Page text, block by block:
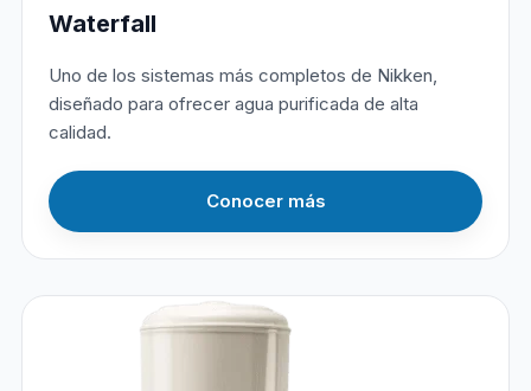
Waterfall
Uno de los sistemas más completos de Nikken,
diseñado para ofrecer agua purificada de alta
calidad.
Conocer más